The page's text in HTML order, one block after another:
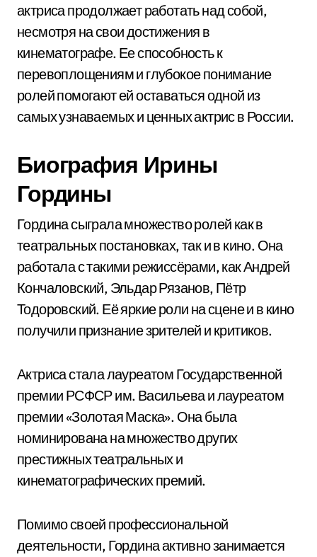
актриса продолжает работать над собой,
несмотря на свои достижения в
кинематографе. Ее способность к
перевоплощениям и глубокое понимание
ролей помогают ей оставаться одной из
самых узнаваемых и ценных актрис в России.
Биография Ирины
Гордины
Гордина сыграла множество ролей как в
театральных постановках, так и в кино. Она
работала с такими режиссёрами, как Андрей
Кончаловский, Эльдар Рязанов, Пётр
Тодоровский. Её яркие роли на сцене и в кино
получили признание зрителей и критиков.
Актриса стала лауреатом Государственной
премии РСФСР им. Васильева и лауреатом
премии «Золотая Маска». Она была
номинирована на множество других
престижных театральных и
кинематографических премий.
Помимо своей профессиональной
деятельности, Гордина активно занимается